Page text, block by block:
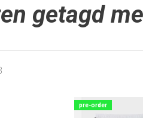
getagd
pre-order